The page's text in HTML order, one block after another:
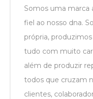
Somos uma marca
fiel ao nosso dna.
própria,
tudo com muito
além de produzir
todos que cruzam
clientes,